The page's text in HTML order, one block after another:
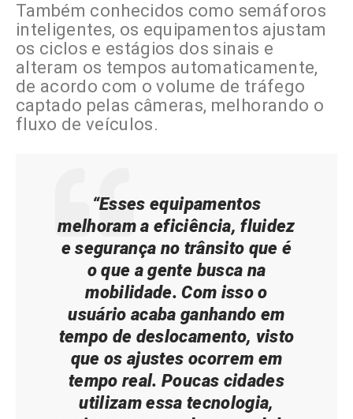
Também conhecidos como semáforos
inteligentes, os equipamentos ajustam
os ciclos e estágios dos sinais e
alteram os tempos automaticamente,
de acordo com o volume de tráfego
captado pelas câmeras, melhorando o
fluxo de veículos.
“Esses equipamentos
melhoram a eficiência, fluidez
e segurança no trânsito que é
o que a gente busca na
mobilidade. Com isso o
usuário acaba ganhando em
tempo de deslocamento, visto
que os ajustes ocorrem em
tempo real. Poucas cidades
utilizam essa tecnologia,